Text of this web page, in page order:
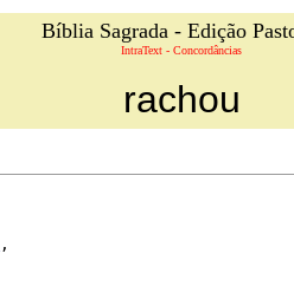
Bíblia Sagrada - Edição
IntraText - Concordâncias
rachou
,